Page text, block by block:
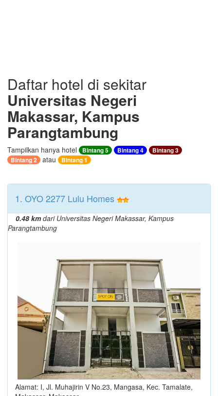
Daftar hotel di sekitar
Universitas Negeri
Makassar, Kampus
Parangtambung
Tampilkan hanya hotel Bintang 5 Bintang 4
Bintang 3
Bintang 2
atau Bintang 1
1. OYO 2277 Lulu Homes
0.48 kmdari Universitas Negeri Makassar, Kampus
Parangtambung
Alamat: I, Jl. Muhajirin V No.23, Mangasa, Kec. Tamalate,